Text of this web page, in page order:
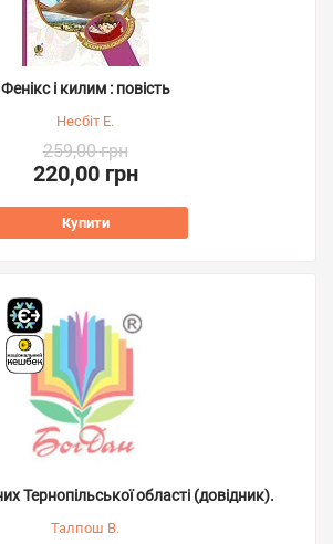
Фенікс і килим : повість
Несбіт Е.
259,00 грн
220,00 грн
Купити
Тернопільської області (довідник).
Талпош В.